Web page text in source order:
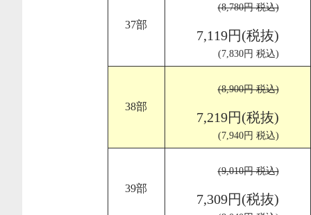
37部
(8,780円 税込)
7,119円(税抜)
(7,830円 税込)
38部
(8,900円 税込)
7,219円(税抜)
(7,940円 税込)
39部
(9,010円 税込)
7,309円(税抜)